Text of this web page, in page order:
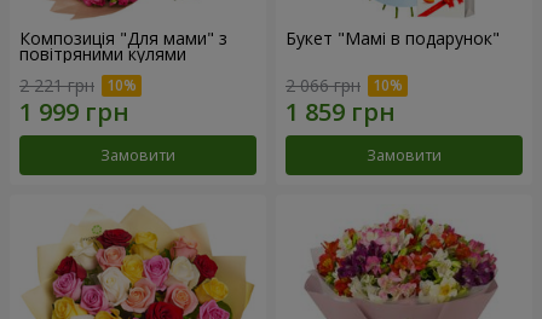
Композиція "Для мами" з
повітряними кулями
2 221 грн
Замовити
Букет "Мамі в подарунок"
2 066 грн
Замовити